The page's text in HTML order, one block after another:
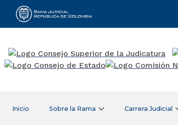
Rama Judicial
Inicio Sobre la Rama Carrera Judicial